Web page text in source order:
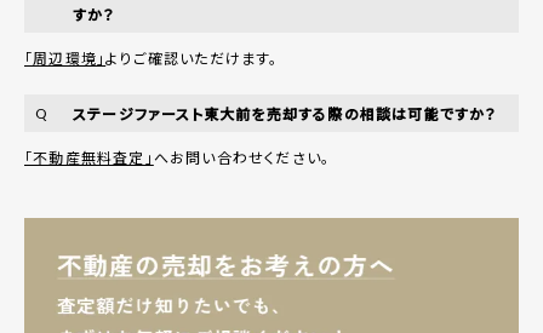
すか？
「周辺環境」よりご確認いただけます。
Q ステージファースト東大前を売却する際の相談は可能ですか？
「不動産無料査定」へお問い合わせください。